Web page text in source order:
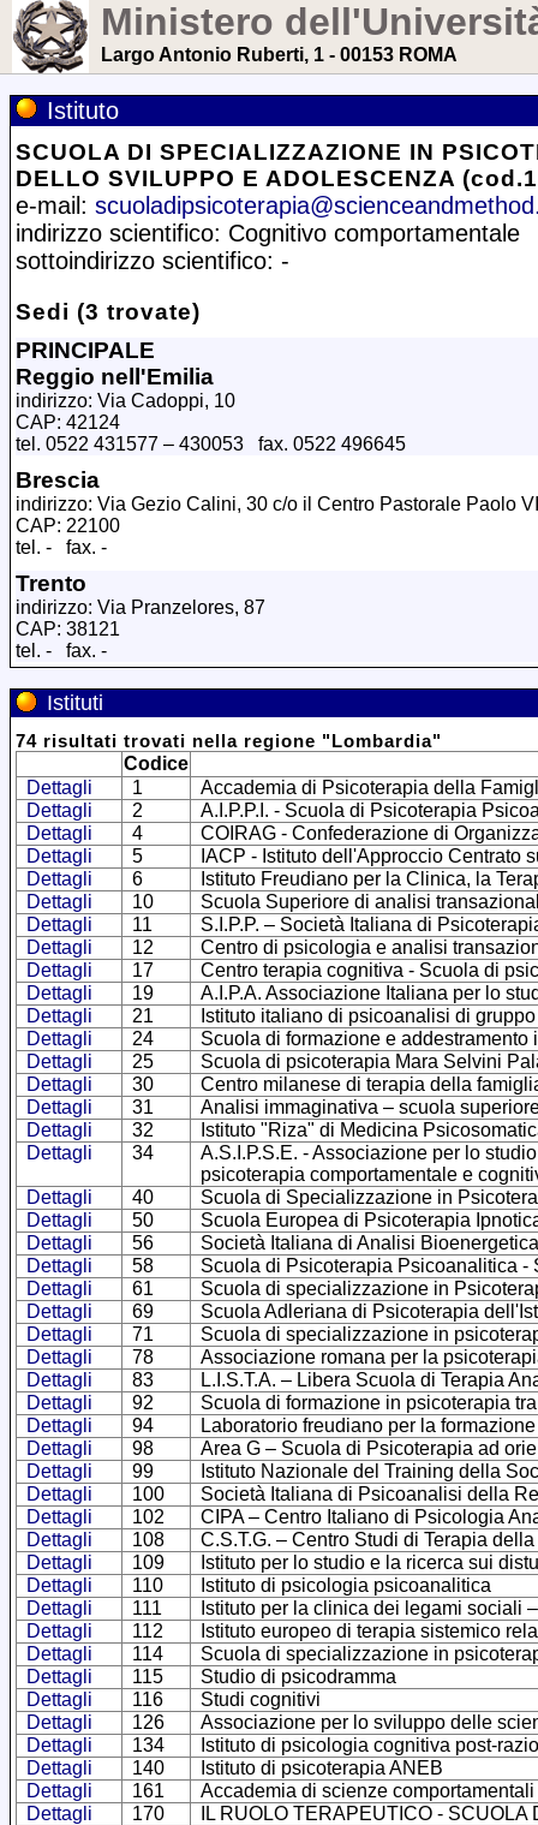
Ministero
Largo Antonio Ruberti, 1 - 00153 ROMA
Istituto
SCUOLA DI SPECIALIZZAZIONE IN
DELLO SVILUPPO E ADOLESCENZA
e-mail:
indirizzo scientifico: Cognitivo comportamentale
sottoindirizzo scientifico: -
Sedi (3 trovate)
PRINCIPALE
Reggio nell'Emilia
indirizzo: Via Cadoppi, 10
CAP: 42124
tel. 0522 431577 – 430053 fax. 0522 496645
Brescia
indirizzo: Via Gezio Calini, 30 c/o il Centro Pastorale Paolo VI
CAP: 22100
tel. - fax. -
Trento
indirizzo: Via Pranzelores, 87
CAP: 38121
tel. - fax. -
Istituti
74 risultati trovati nella regione "Lombardia"
Codice
Dettagli
1
Accademia di Psicoterapia della
Dettagli
2
A.I.P.P.I. - Scuola di Psicoterapia
Dettagli
4
COIRAG - Confederazione di
Dettagli
5
IACP - Istituto dell'Approccio Centrato
Dettagli
6
Istituto Freudiano per la Clinica, la
Dettagli
10
Scuola Superiore di analisi
Dettagli
11
S.I.P.P. – Società Italiana di
Dettagli
12
Centro di psicologia e analisi
Dettagli
17
Centro terapia cognitiva - Scuola di
Dettagli
19
A.I.P.A. Associazione Italiana per lo
Dettagli
21
Istituto italiano di psicoanalisi di gruppo
Dettagli
24
Scuola di formazione e
Dettagli
25
Scuola di psicoterapia Mara Selvini
Dettagli
30
Centro milanese di terapia della
Dettagli
31
Analisi immaginativa – scuola
Dettagli
32
Istituto "Riza" di Medicina
Dettagli
34
A.S.I.P.S.E. - Associazione per lo
psicoterapia comportamentale e
Dettagli
40
Scuola di Specializzazione in
Dettagli
50
Scuola Europea di Psicoterapia
Dettagli
56
Società Italiana di Analisi
Dettagli
58
Scuola di Psicoterapia Psicoanalitica -
Dettagli
61
Scuola di specializzazione in
Dettagli
69
Scuola Adleriana di Psicoterapia
Dettagli
71
Scuola di specializzazione in
Dettagli
78
Associazione romana per la
Dettagli
83
L.I.S.T.A. – Libera Scuola di Terapia
Dettagli
92
Scuola di formazione in psicoterapia
Dettagli
94
Laboratorio freudiano per la
Dettagli
98
Area G – Scuola di Psicoterapia ad
Dettagli
99
Istituto Nazionale del Training della
Dettagli
100
Società Italiana di Psicoanalisi della
Dettagli
102
CIPA – Centro Italiano di Psicologia
Dettagli
108
C.S.T.G. – Centro Studi di Terapia
Dettagli
109
Istituto per lo studio e la ricerca sui
Dettagli
110
Istituto di psicologia psicoanalitica
Dettagli
111
Istituto per la clinica dei legami sociali
Dettagli
112
Istituto europeo di terapia sistemico
Dettagli
114
Scuola di specializzazione in
Dettagli
115
Studio di psicodramma
Dettagli
116
Studi cognitivi
Dettagli
126
Associazione per lo sviluppo delle
Dettagli
134
Istituto di psicologia cognitiva post-
Dettagli
140
Istituto di psicoterapia ANEB
Dettagli
161
Accademia di scienze
Dettagli
170
IL RUOLO TERAPEUTICO -